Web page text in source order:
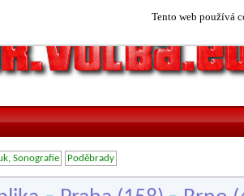
Tento web používá
Sonografie Poděbrady